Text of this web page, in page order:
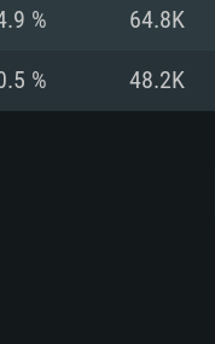
% 64.8K
% 48.2K